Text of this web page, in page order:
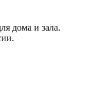
дома и зала.